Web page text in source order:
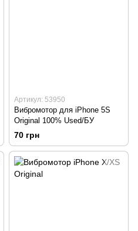
Артикул: 53950
Вибромотор для iPhone 5S
Original 100% Used/БУ
70 грн